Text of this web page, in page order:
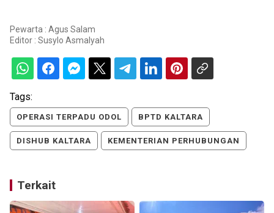
Pewarta : Agus Salam
Editor : Susylo Asmalyah
Tags:
OPERASI TERPADU ODOL BPTD KALTARA
DISHUB KALTARA KEMENTERIAN PERHUBUNGAN
Terkait